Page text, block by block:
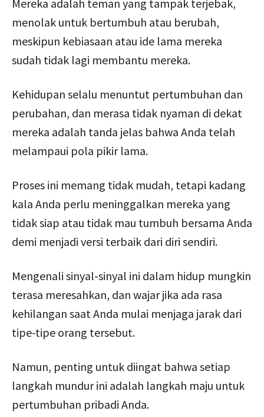
Mereka adalah teman yang tampak terjebak,
menolak untuk bertumbuh atau berubah,
meskipun kebiasaan atau ide lama mereka
sudah tidak lagi membantu mereka.
Kehidupan selalu menuntut pertumbuhan dan
perubahan, dan merasa tidak nyaman di dekat
mereka adalah tanda jelas bahwa Anda telah
melampaui pola pikir lama.
Proses ini memang tidak mudah, tetapi kadang
kala Anda perlu meninggalkan mereka yang
tidak siap atau tidak mau tumbuh bersama Anda
demi menjadi versi terbaik dari diri sendiri.
Mengenali sinyal-sinyal ini dalam hidup mungkin
terasa meresahkan, dan wajar jika ada rasa
kehilangan saat Anda mulai menjaga jarak dari
tipe-tipe orang tersebut.
Namun, penting untuk diingat bahwa setiap
langkah mundur ini adalah langkah maju untuk
pertumbuhan pribadi Anda.